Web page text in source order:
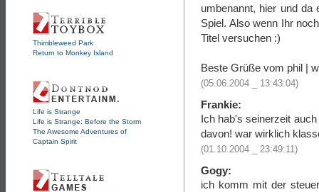
Thimbleweed Park
Return to Monkey Island
Life is Strange
Life is Strange: Before the Storm
The Awesome Adventures of
Captain Spirit
umbenannt, hier und da
Spiel. Also wenn Ihr
Titel versuchen :)
Beste Grüße vom phil |
(05.06.2004 _ 13:43:04)
Frankie:
Ich hab's seinerzeit
davon! war wirklich
(01.10.2004 _ 23:49:11)
Gogy:
ich komm mit der